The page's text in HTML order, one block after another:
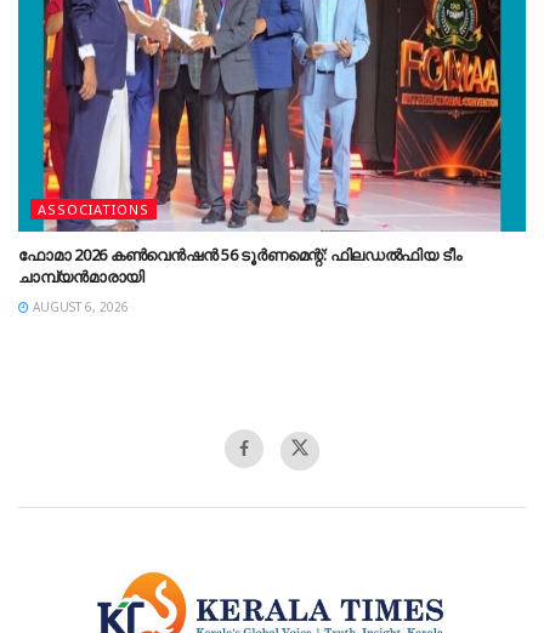
ASSOCIATIONS
ഫോമാ 2026 കൺവെൻഷൻ 56 ടൂർണമെന്റ്: ഫിലഡൽഫിയ ടീം
ചാമ്പ്യൻമാരായി
AUGUST 6, 2026